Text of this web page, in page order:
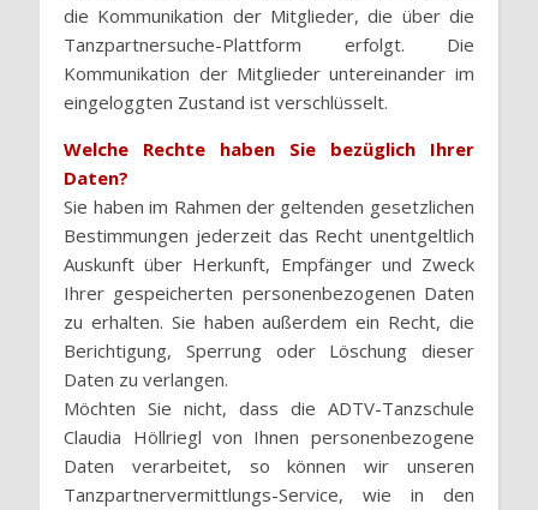
die Kommunikation der Mitglieder, die über die
Tanzpartnersuche-Plattform erfolgt. Die
Kommunikation der Mitglieder untereinander im
eingeloggten Zustand ist verschlüsselt.
Welche Rechte haben Sie bezüglich Ihrer
Daten?
Sie haben im Rahmen der geltenden gesetzlichen
Bestimmungen jederzeit das Recht unentgeltlich
Auskunft über Herkunft, Empfänger und Zweck
Ihrer gespeicherten personenbezogenen Daten
zu erhalten. Sie haben außerdem ein Recht, die
Berichtigung, Sperrung oder Löschung dieser
Daten zu verlangen.
Möchten Sie nicht, dass die ADTV-Tanzschule
Claudia Höllriegl von Ihnen personenbezogene
Daten verarbeitet, so können wir unseren
Tanzpartnervermittlungs-Service, wie in den